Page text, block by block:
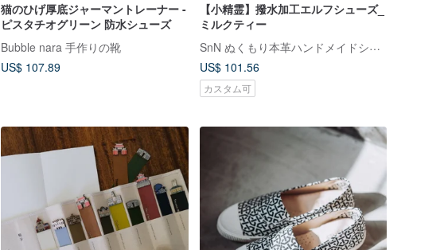
猫のひげ厚底ジャーマントレーナー -
ピスタチオグリーン 防水シューズ
Bubble nara 手作りの靴
US$ 107.89
【小精霊】撥水加工エルフシューズ_
ミルクティー
SnN ぬくもり本革ハンドメイドシューズ
US$ 101.56
カスタム可